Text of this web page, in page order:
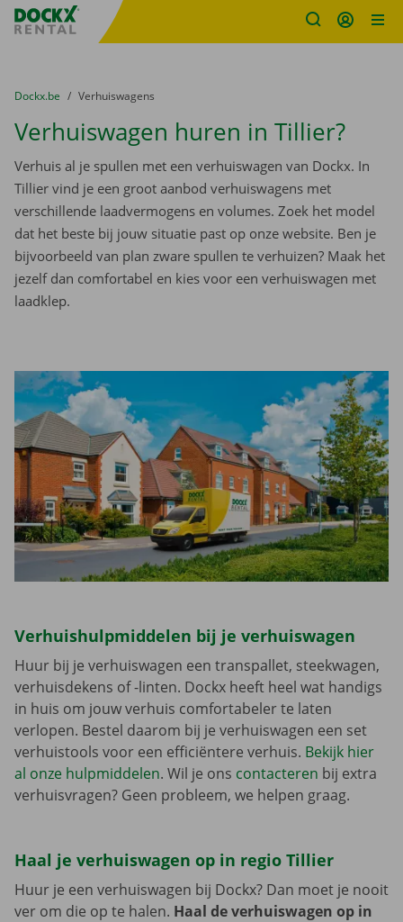
Fratello DEMO
U bevindt zich hier:
van
Dockx.be naar
Verhuiswagens
Verhuiswagen huren in Tillier?
Verhuis al je spullen met een verhuiswagen van Dockx. In
Tillier vind je een groot aanbod verhuiswagens met
verschillende laadvermogens en volumes. Zoek het model
dat het beste bij jouw situatie past op onze website. Ben je
bijvoorbeeld van plan zware spullen te verhuizen? Maak het
jezelf dan comfortabel en kies voor een verhuiswagen met
laadklep.
Verhuishulpmiddelen bij je verhuiswagen
Huur bij je verhuiswagen een transpallet, steekwagen,
verhuisdekens of -linten. Dockx heeft heel wat handigs
in huis om jouw verhuis comfortabeler te laten
verlopen. Bestel daarom bij je verhuiswagen een set
verhuistools voor een efficiëntere verhuis. Bekijk hier
al onze hulpmiddelen. Wil je ons contacteren bij extra
verhuisvragen? Geen probleem, we helpen graag.
Haal je verhuiswagen op in regio Tillier
Huur je een verhuiswagen bij Dockx? Dan moet je nooit
ver om die op te halen. Haal de verhuiswagen op in